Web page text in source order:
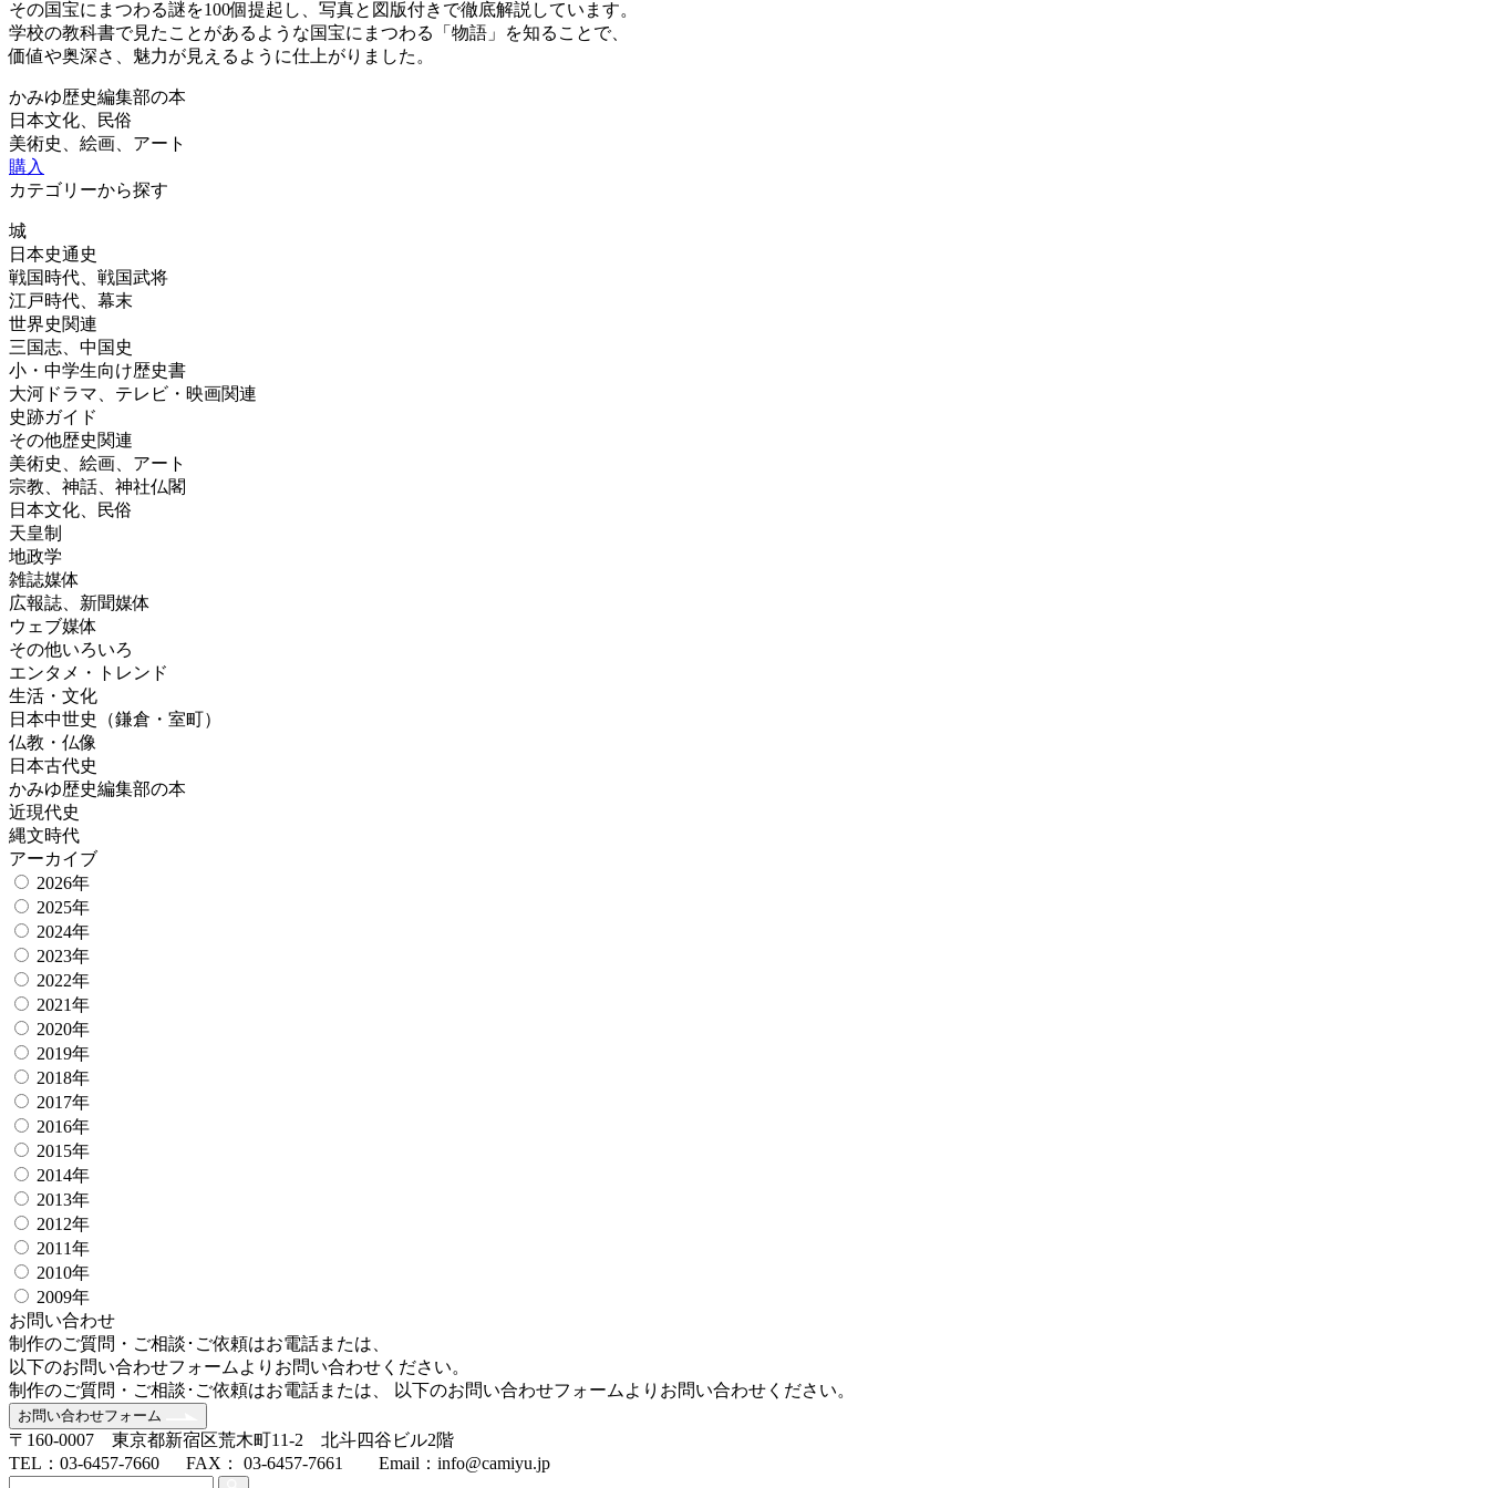
その国宝にまつわる謎を100個提起し、写真と図版付きで徹底解説しています。
学校の教科書で見たことがあるような国宝にまつわる「物語」を知ることで、
価値や奥深さ、魅力が見えるように仕上がりました。
かみゆ歴史編集部の本
日本文化、民俗
美術史、絵画、アート
購入
カテゴリーから探す
城
日本史通史
戦国時代、戦国武将
江戸時代、幕末
世界史関連
三国志、中国史
小・中学生向け歴史書
大河ドラマ、テレビ・映画関連
史跡ガイド
その他歴史関連
美術史、絵画、アート
宗教、神話、神社仏閣
日本文化、民俗
天皇制
地政学
雑誌媒体
広報誌、新聞媒体
ウェブ媒体
その他いろいろ
エンタメ・トレンド
生活・文化
日本中世史（鎌倉・室町）
仏教・仏像
日本古代史
かみゆ歴史編集部の本
近現代史
縄文時代
アーカイブ
2026年
2025年
2024年
2023年
2022年
2021年
2020年
2019年
2018年
2017年
2016年
2015年
2014年
2013年
2012年
2011年
2010年
2009年
お問い合わせ
制作のご質問・ご相談･ご依頼はお電話または、
以下のお問い合わせフォームよりお問い合わせください。
制作のご質問・ご相談･ご依頼はお電話または、 以下のお問い合わせフォームよりお問い合わせください。
お問い合わせフォーム
〒160-0007 東京都新宿区荒木町11-2 北斗四谷ビル2階
TEL：03-6457-7660 FAX： 03-6457-7661 Email：info@camiyu.jp